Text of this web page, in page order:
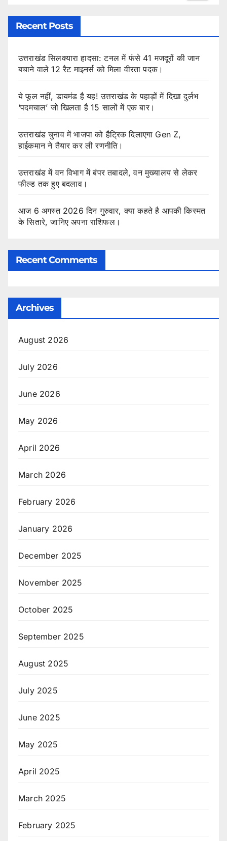
Recent Posts
उत्तराखंड सिलक्यारा हादसा: टनल में फंसे 41 मजदूरों की जान
बचाने वाले 12 रैट माइनर्स को मिला वीरता पदक।
ये फूल नहीं, डायमंड है यह! उत्तराखंड के पहाड़ों में दिखा दुर्लभ
‘पदमचाल’ जो खिलता है 15 सालों में एक बार।
उत्तराखंड चुनाव में भाजपा को हैट्रिक दिलाएगा Gen Z,
हाईकमान ने तैयार कर ली रणनीति।
उत्तराखंड में वन विभाग में बंपर तबादले, वन मुख्यालय से लेकर
फील्ड तक हुए बदलाव।
आज 6 अगस्त 2026 दिन गुरुवार, क्या कहते है आपकी किस्मत
के सितारे, जानिए अपना राशिफल।
Recent Comments
Archives
August 2026
July 2026
June 2026
May 2026
April 2026
March 2026
February 2026
January 2026
December 2025
November 2025
October 2025
September 2025
August 2025
July 2025
June 2025
May 2025
April 2025
March 2025
February 2025